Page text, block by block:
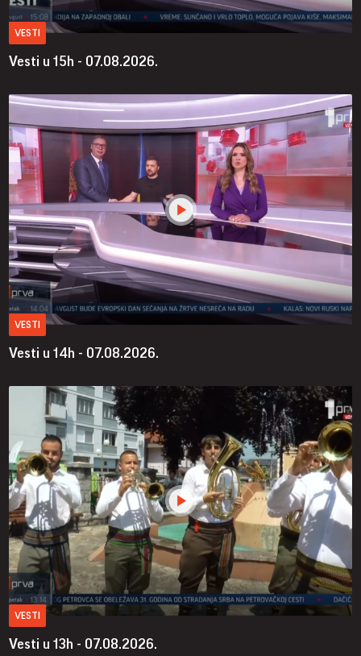
VESTI
Vesti u 15h - 07.08.2026.
VESTI
Vesti u 14h - 07.08.2026.
VESTI
Vesti u 13h - 07.08.2026.